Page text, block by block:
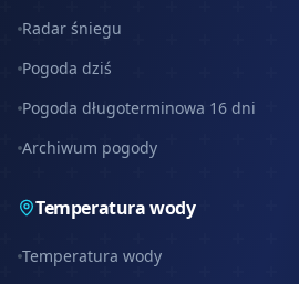
Radar śniegu
Pogoda dziś
Pogoda długoterminowa 16 dni
Archiwum pogody
Temperatura wody
Temperatura wody